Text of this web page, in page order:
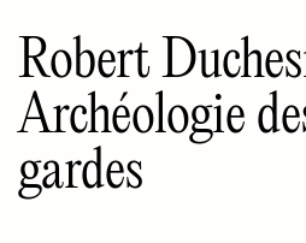
Robert
Archéologie
gardes